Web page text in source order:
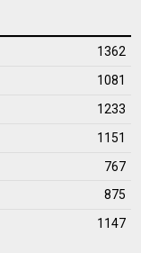
1362
1081
1233
1151
767
875
1147